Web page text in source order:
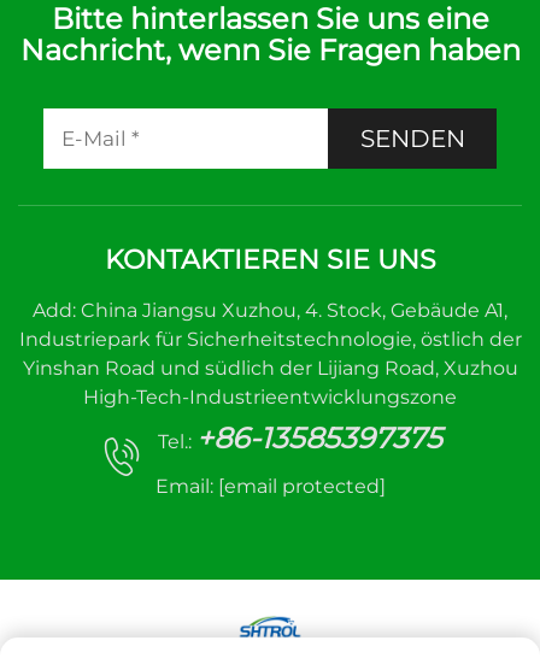
Bitte hinterlassen Sie uns eine
Nachricht, wenn Sie Fragen haben
SENDEN
KONTAKTIEREN SIE UNS
Add: China Jiangsu Xuzhou, 4. Stock, Gebäude A1,
Industriepark für Sicherheitstechnologie, östlich der
Yinshan Road und südlich der Lijiang Road, Xuzhou
High-Tech-Industrieentwicklungszone
Tel.: +86-13585397375
Email: [email protected]